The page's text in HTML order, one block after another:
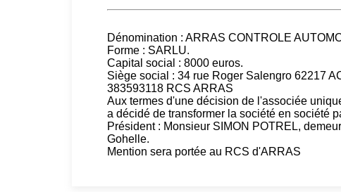
Dénomination : ARRAS CONTROLE
Forme : SARLU.
Capital social : 8000 euros.
Siège social : 34 rue Roger Salengro 62217
383593118 RCS ARRAS
Aux termes d'une décision de l'associée
a décidé de transformer la société en société
Président : Monsieur SIMON POTREL,
Gohelle.
Mention sera portée au RCS d'ARRAS